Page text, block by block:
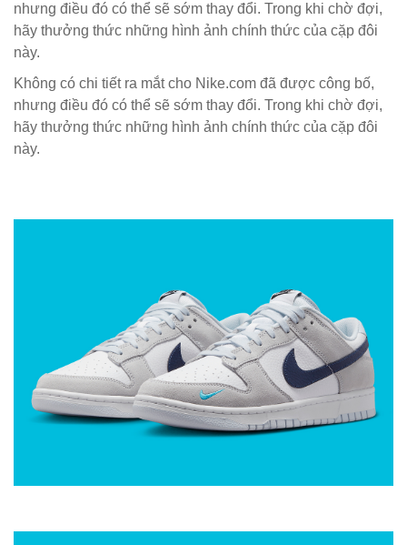
nhưng điều đó có thể sẽ sớm thay đổi. Trong khi chờ đợi,
hãy thưởng thức những hình ảnh chính thức của cặp đôi
này.
Không có chi tiết ra mắt cho Nike.com đã được công bố,
nhưng điều đó có thể sẽ sớm thay đổi. Trong khi chờ đợi,
hãy thưởng thức những hình ảnh chính thức của cặp đôi
này.